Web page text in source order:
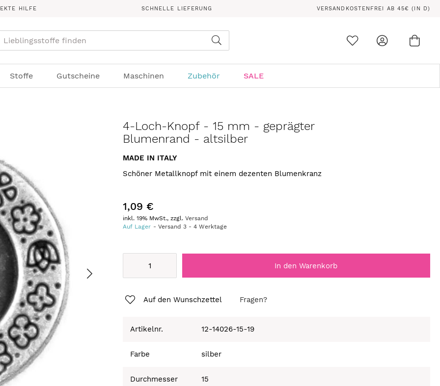
HILFE SCHNELLE LIEFERUNG VERSANDKOSTENFREI AB 45€ (IN D)
Stoffe Gutscheine Maschinen Zubehör SALE
4-Loch-Knopf - 15 mm - geprägter
Blumenrand - altsilber
MADE IN ITALY
Schöner Metallknopf mit einem dezenten Blumenkranz
1,09 €
inkl. 19% MwSt., zzgl.Versand
Auf Lager
Versand3 -4 Werktage
In den Warenkorb
Auf den Wunschzettel Fragen?
Artikelnr. 12-14026-15-19
Farbe silber
Durchmesser 15